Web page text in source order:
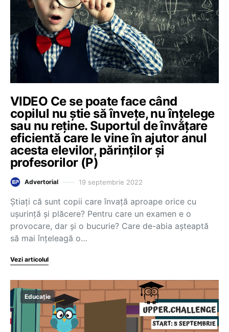
VIDEO Ce se poate face când
copilul nu știe să învețe, nu înțelege
sau nu reține. Suportul de învățare
eficientă care le vine în ajutor anul
acesta elevilor, părinților și
profesorilor (P)
Advertorial 19 septembrie 2022
Știați că sunt copii care învață aproape orice cu
ușurință și plăcere? Pentru care un examen e o
provocare, dar și o bucurie? Care de-abia așteaptă
să mai înțeleagă o…
Vezi articolul
Educație